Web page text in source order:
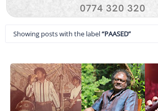
Showing posts with the label PAASED